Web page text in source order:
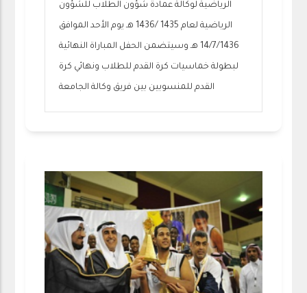
الرياضية لوكالة عمادة شؤون الطلاب للشؤون
الرياضية لعام 1435 /1436 هـ يوم الأحد الموافق
14/7/1436 هـ وسيتضمن الحفل المباراة النهائية
لبطولة خماسيات كرة القدم للطلاب ونهائي كرة
القدم للمنسوبين بين فريق وكالة الجامعة